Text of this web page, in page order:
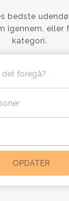
bedste
igennem, eller
kategori.
det foregå?